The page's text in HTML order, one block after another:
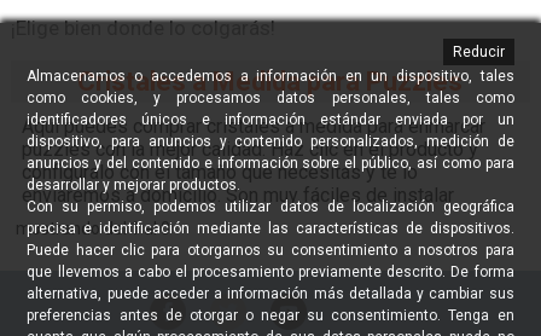
Almacenamos o accedemos a información en un dispositivo, tales
como cookies, y procesamos datos personales, tales como
identificadores únicos e información estándar enviada por un
dispositivo, para anuncios y contenido personalizados, medición de
anuncios y del contenido e información sobre el público, así como para
desarrollar y mejorar productos.
Con su permiso, podemos utilizar datos de localización geográfica
precisa e identificación mediante las características de dispositivos.
Puede hacer clic para otorgarnos su consentimiento a nosotros para
que llevemos a cabo el procesamiento previamente descrito. De forma
alternativa, puede acceder a información más detallada y cambiar sus
preferencias antes de otorgar o negar su consentimiento. Tenga en
Reducir
¡Elige bien donde lo colgarás!
Cristales a Medida para Puzzles
Aquí puedes comprar cristales a medida para enmarcar
puzzles con la mejor calidad. Haz clic en el producto y
configúralo con el tamaño que necesitas y te lo
enviaremos a domicilio. Son muy fáciles de instalar
mostrando del 1 al 0